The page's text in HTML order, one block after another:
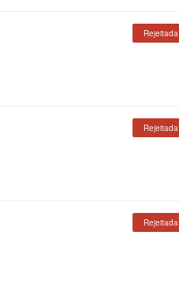
Rejeitada
Rejeitada
Rejeitada